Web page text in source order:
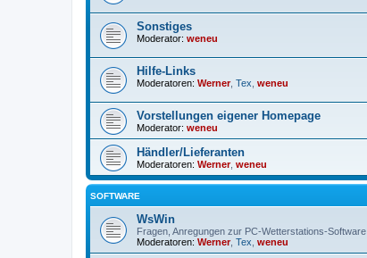
Sonstiges
Moderator: weneu
Hilfe-Links
Moderatoren: Werner, Tex weneu
Vorstellungen eigener Homepage
Moderator: weneu
Händler/Lieferanten
Moderatoren: Werner, weneu
SOFTWARE
WsWin
Fragen, Anregungen zur PC-Wetterstations-Software
Moderatoren: Werner, Tex weneu